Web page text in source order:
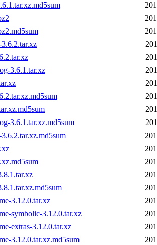
3.6.1.tar.xz
3.6.1.tar.xz.md5sum
3.12.0.tar.xz
symbolic-3.12.0.tar.xz
extras-3.12.0.tar.xz
3.12.0.tar.xz.md5sum